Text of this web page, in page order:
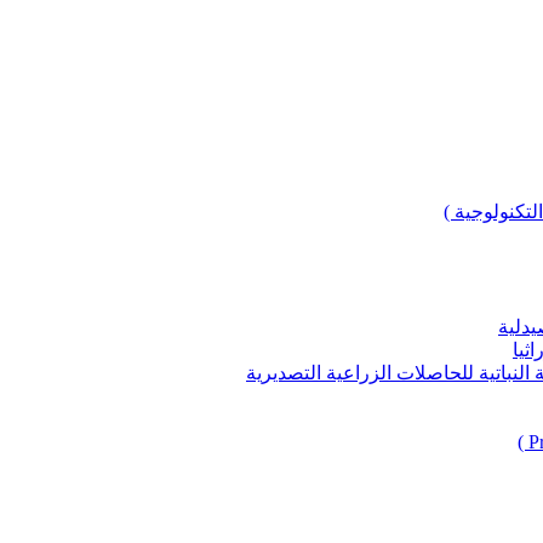
)
للحاصلات الزراعية التصديرية